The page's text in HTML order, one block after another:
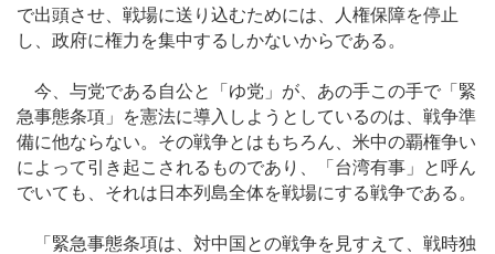
で出頭させ、戦場に送り込むためには、人権保障を停止
し、政府に権力を集中するしかないからである。
今、与党である自公と「ゆ党」が、あの手この手で「緊
急事態条項」を憲法に導入しようとしているのは、戦争準
備に他ならない。その戦争とはもちろん、米中の覇権争い
によって引き起こされるものであり、「台湾有事」と呼ん
でいても、それは日本列島全体を戦場にする戦争である。
「緊急事態条項は、対中国との戦争を見すえて、戦時独